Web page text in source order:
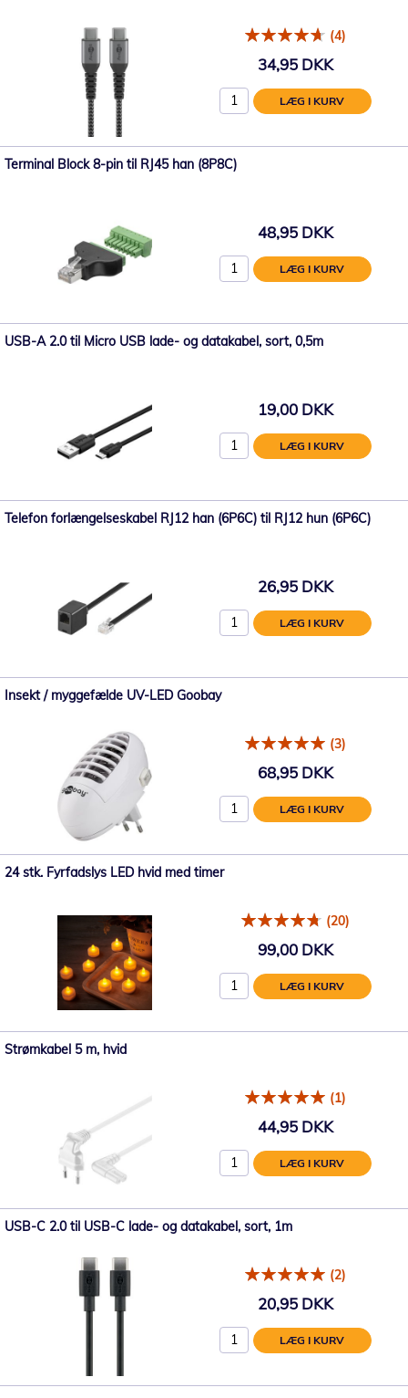
(4)
34,95 DKK
LÆG I KURV
Terminal Block 8-pin til RJ45 han (8P8C)
48,95 DKK
LÆG I KURV
USB-A 2.0 til Micro USB lade- og datakabel, sort, 0,5m
19,00 DKK
LÆG I KURV
Telefon forlængelseskabel RJ12 han (6P6C) til RJ12 hun (6P6C)
26,95 DKK
LÆG I KURV
Insekt / myggefælde UV-LED Goobay
(3)
68,95 DKK
LÆG I KURV
24 stk. Fyrfadslys LED hvid med timer
(20)
99,00 DKK
LÆG I KURV
Strømkabel 5 m, hvid
(1)
44,95 DKK
LÆG I KURV
USB-C 2.0 til USB-C lade- og datakabel, sort, 1m
(2)
20,95 DKK
LÆG I KURV